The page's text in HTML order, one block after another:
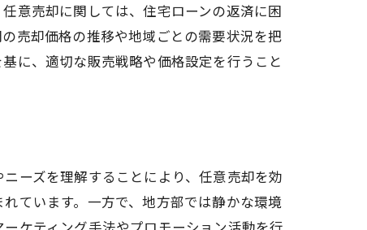
意売却に関しては、住宅ローンの返済に困
売却価格の推移や地域ごとの需要状況を把
に、適切な販売戦略や価格設定を行うこと
ーズを理解することにより、任意売却を効
ています。一方で、地方部では静かな環境